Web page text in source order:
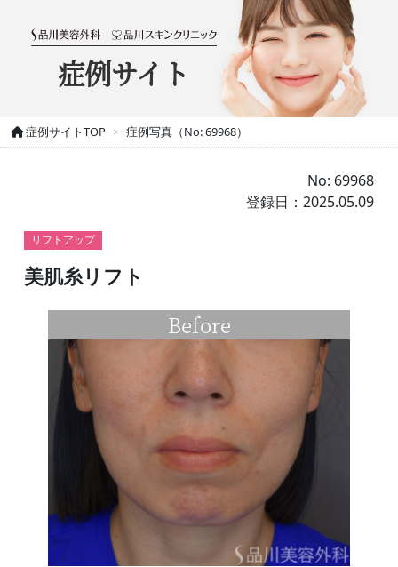
症例サイト
症例サイトTOP 症例写真（No: 69968）
No: 69968
登録日：2025.05.09
リフトアップ
美肌糸リフト
Before